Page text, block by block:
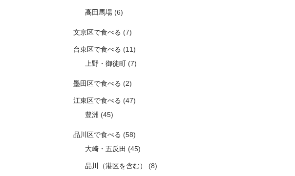
高田馬場 (6)
文京区で食べる (7)
台東区で食べる (11)
上野・御徒町 (7)
墨田区で食べる (2)
江東区で食べる (47)
豊洲 (45)
品川区で食べる (58)
大崎・五反田 (45)
品川（港区を含む） (8)